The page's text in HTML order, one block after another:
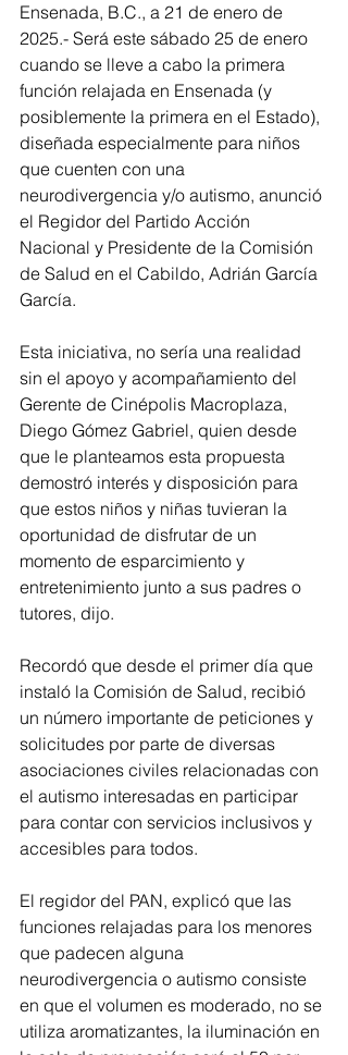
Ensenada, B.C., a 21 de enero de
2025.- Será este sábado 25 de enero
cuando se lleve a cabo la primera
función relajada en Ensenada (y
posiblemente la primera en el Estado),
diseñada especialmente para niños
que cuenten con una
neurodivergencia y/o autismo, anunció
el Regidor del Partido Acción
Nacional y Presidente de la Comisión
de Salud en el Cabildo, Adrián García
García.
Esta iniciativa, no sería una realidad
sin el apoyo y acompañamiento del
Gerente de Cinépolis Macroplaza,
Diego Gómez Gabriel, quien desde
que le planteamos esta propuesta
demostró interés y disposición para
que estos niños y niñas tuvieran la
oportunidad de disfrutar de un
momento de esparcimiento y
entretenimiento junto a sus padres o
tutores, dijo.
Recordó que desde el primer día que
instaló la Comisión de Salud, recibió
un número importante de peticiones y
solicitudes por parte de diversas
asociaciones civiles relacionadas con
el autismo interesadas en participar
para contar con servicios inclusivos y
accesibles para todos.
El regidor del PAN, explicó que las
funciones relajadas para los menores
que padecen alguna
neurodivergencia o autismo consiste
en que el volumen es moderado, no se
utiliza aromatizantes, la iluminación en